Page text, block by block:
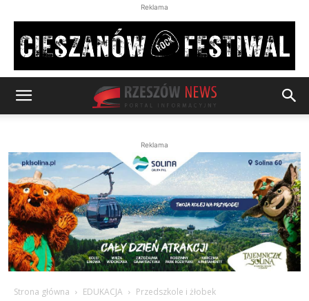
Reklama
Reklama
Strona główna EDUKACJA Przedszkole i żłobek